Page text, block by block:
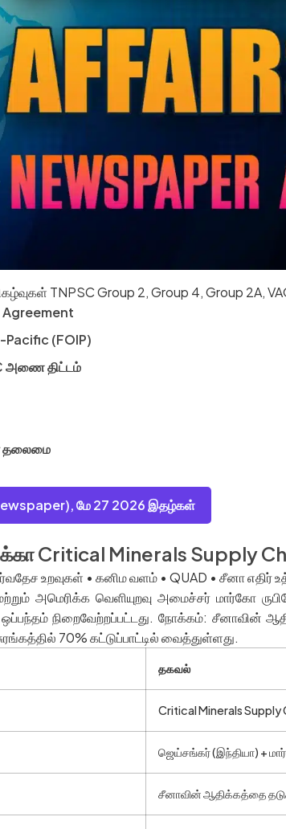
TNPSC Group 2, Group 4, Group 2A,
Agreement
(FOIP)
அணை திட்டம்
தலைமை
மே 27 2026 இதழ்கள்
Critical Minerals Supply
உறவுகள் • கனிம வளம் • QUAD • சீனா எதிர்
அமெரிக்க வெளியுறவு அமைச்சர் மார்கோ
நிறைவேற்றப்பட்டது. நோக்கம்: சீனாவின்
70% கட்டுப்பாட்டில் வைத்துள்ளது.
தகவல்
Critical Minerals
ஜெய்சங்கர் (இந்தியா) +
சீனாவின் ஆதிக்கத்தை